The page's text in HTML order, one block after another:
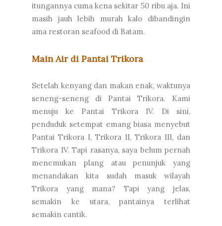
itungannya cuma kena sekitar 50 ribu aja. Ini
masih jauh lebih murah kalo dibandingin
ama restoran seafood di Batam.
Main Air di Pantai Trikora
Setelah kenyang dan makan enak, waktunya
seneng-seneng di Pantai Trikora. Kami
menuju ke Pantai Trikora IV. Di sini,
penduduk setempat emang biasa menyebut
Pantai Trikora I, Trikora II, Trikora III, dan
Trikora IV. Tapi rasanya, saya belum pernah
menemukan plang atau penunjuk yang
menandakan kita sudah masuk wilayah
Trikora yang mana? Tapi yang jelas,
semakin ke utara, pantainya terlihat
semakin cantik.